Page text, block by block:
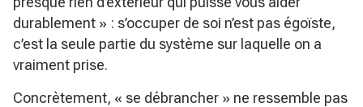
durablement » : s’occuper de soi n’est pas égoïste,
c’est la seule partie du système sur laquelle on a
vraiment prise.
Concrètement, « se débrancher » ne ressemble pas